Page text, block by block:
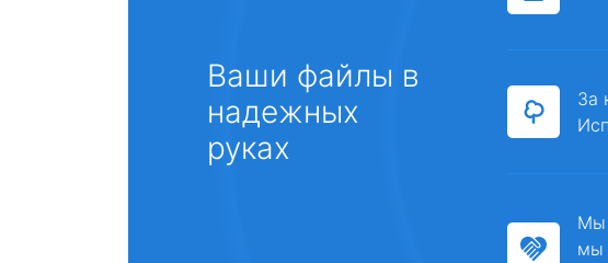
Ваши файлы в
надежных
руках
За
Мы
мы